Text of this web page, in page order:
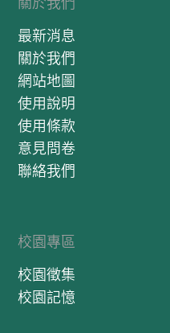
最新消息
關於我們
網站地圖
使用說明
使用條款
意見問卷
聯絡我們
校園專區
校園徵集
校園記憶